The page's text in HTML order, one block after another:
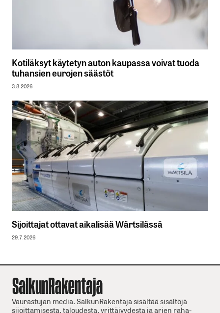
Kotiläksyt käytetyn auton kaupassa voivat tuoda
tuhansien eurojen säästöt
3.8.2026
Sijoittajat ottavat aikalisää Wärtsilässä
29.7.2026
Vaurastujan media. SalkunRakentaja sisältää sisältöjä
sijoittamisesta, taloudesta, yrittäjyydesta ja arjen raha-